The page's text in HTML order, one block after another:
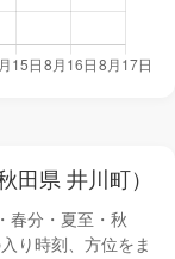
田県 井川町）
春分・夏至・秋
り時刻
、方位をま